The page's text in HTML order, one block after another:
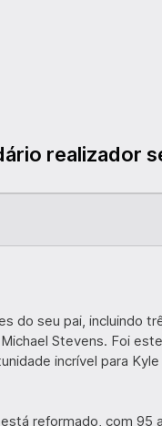
realizador
do seu pai, incluindo
Stevens. Foi
incrível para
reformado, com 95